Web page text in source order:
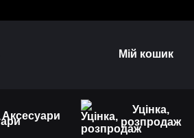
Мій кошик
Аксесуари
Уцінка,
розпродаж